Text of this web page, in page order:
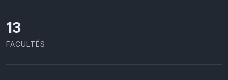
13
FACULTÉS